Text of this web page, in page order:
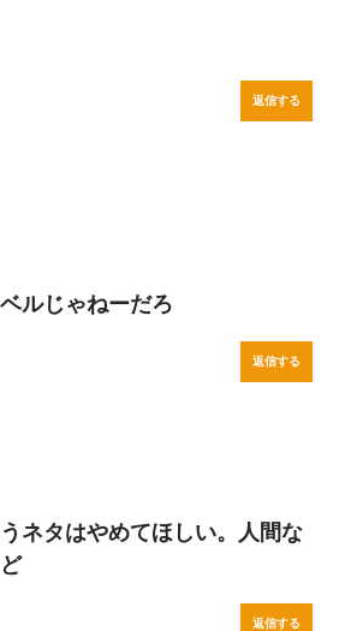
返信する
ルじゃねーだろ
返信する
ネタはやめてほしい。人間な
返信する